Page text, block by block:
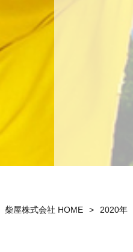
柴屋株式会社 HOME > 2020年